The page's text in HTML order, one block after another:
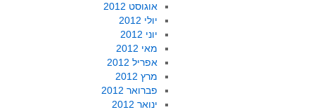
אוגוסט 2012
יולי 2012
יוני 2012
מאי 2012
אפריל 2012
מרץ 2012
פברואר 2012
ינואר 2012